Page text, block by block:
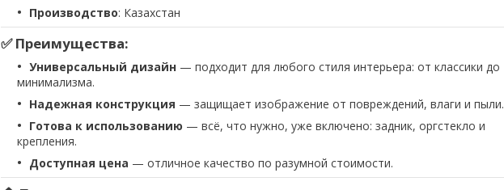
Производство: Казахстан
✅ Преимущества:
Универсальный дизайн — подходит для любого стиля интерьера: от классики до
минимализма.
Надежная конструкция — защищает изображение от повреждений, влаги и пыли.
Готова к использованию — всё, что нужно, уже включено: задник, оргстекло и
крепления.
Доступная цена — отличное качество по разумной стоимости.